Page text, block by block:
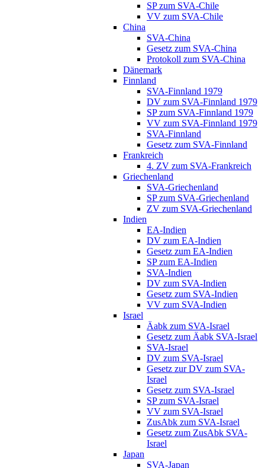
SP zum SVA-Chile
VV zum SVA-Chile
China
SVA-China
Gesetz zum SVA-China
Protokoll zum SVA-China
Dänemark
Finnland
SVA-Finnland 1979
DV zum SVA-Finnland 1979
SP zum SVA-Finnland 1979
VV zum SVA-Finnland 1979
SVA-Finnland
Gesetz zum SVA-Finnland
Frankreich
4. ZV zum SVA-Frankreich
Griechenland
SVA-Griechenland
SP zum SVA-Griechenland
ZV zum SVA-Griechenland
Indien
EA-Indien
DV zum EA-Indien
Gesetz zum EA-Indien
SP zum EA-Indien
SVA-Indien
DV zum SVA-Indien
Gesetz zum SVA-Indien
VV zum SVA-Indien
Israel
Äabk zum SVA-Israel
Gesetz zum Äabk SVA-Israel
SVA-Israel
DV zum SVA-Israel
Gesetz zur DV zum SVA-
Israel
Gesetz zum SVA-Israel
SP zum SVA-Israel
VV zum SVA-Israel
ZusAbk zum SVA-Israel
Gesetz zum ZusAbk SVA-
Israel
Japan
SVA-Japan